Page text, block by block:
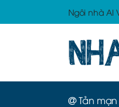
Ngôi nhà AI
Tản mạn